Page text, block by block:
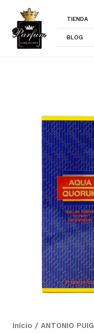
contenido
TIENDA
BLOG
Inicio / ANTONIO PUIG